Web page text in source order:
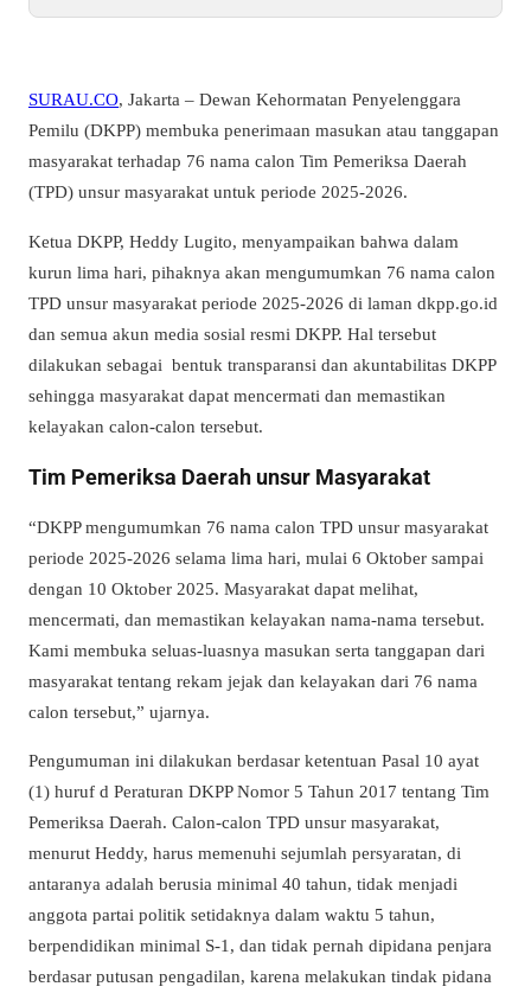
SURAU.CO, Jakarta – Dewan Kehormatan Penyelenggara
Pemilu (DKPP) membuka penerimaan masukan atau tanggapan
masyarakat terhadap 76 nama calon Tim Pemeriksa Daerah
(TPD) unsur masyarakat untuk periode 2025-2026.
Ketua DKPP, Heddy Lugito, menyampaikan bahwa dalam
kurun lima hari, pihaknya akan mengumumkan 76 nama calon
TPD unsur masyarakat periode 2025-2026 di laman dkpp.go.id
dan semua akun media sosial resmi DKPP. Hal tersebut
dilakukan sebagai bentuk transparansi dan akuntabilitas DKPP
sehingga masyarakat dapat mencermati dan memastikan
kelayakan calon-calon tersebut.
Tim Pemeriksa Daerah unsur Masyarakat
“DKPP mengumumkan 76 nama calon TPD unsur masyarakat
periode 2025-2026 selama lima hari, mulai 6 Oktober sampai
dengan 10 Oktober 2025. Masyarakat dapat melihat,
mencermati, dan memastikan kelayakan nama-nama tersebut.
Kami membuka seluas-luasnya masukan serta tanggapan dari
masyarakat tentang rekam jejak dan kelayakan dari 76 nama
calon tersebut,” ujarnya.
Pengumuman ini dilakukan berdasar ketentuan Pasal 10 ayat
(1) huruf d Peraturan DKPP Nomor 5 Tahun 2017 tentang Tim
Pemeriksa Daerah. Calon-calon TPD unsur masyarakat,
menurut Heddy, harus memenuhi sejumlah persyaratan, di
antaranya adalah berusia minimal 40 tahun, tidak menjadi
anggota partai politik setidaknya dalam waktu 5 tahun,
berpendidikan minimal S-1, dan tidak pernah dipidana penjara
berdasar putusan pengadilan, karena melakukan tindak pidana